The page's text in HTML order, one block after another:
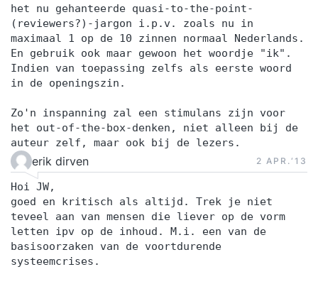
het nu gehanteerde quasi-to-the-point-
(reviewers?)-jargon i.p.v. zoals nu in
maximaal 1 op de 10 zinnen normaal Nederlands.
En gebruik ook maar gewoon het woordje "ik".
Indien van toepassing zelfs als eerste woord
in de openingszin.
Zo'n inspanning zal een stimulans zijn voor
het out-of-the-box-denken, niet alleen bij de
auteur zelf, maar ook bij de lezers.
erik dirven 2 APR.‘13
Hoi JW,
goed en kritisch als altijd. Trek je niet
teveel aan van mensen die liever op de vorm
letten ipv op de inhoud. M.i. een van de
basisoorzaken van de voortdurende
systeemcrises.